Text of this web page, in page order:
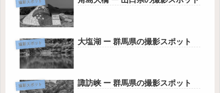
撮影スポット
撮影スポット 大塩湖 ー 群馬県の撮影スポット
撮影スポット 諏訪峡 ー 群馬県の撮影スポット